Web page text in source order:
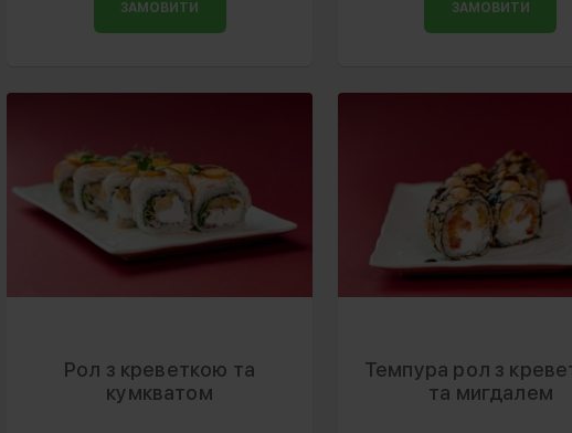
ЗАМОВИТИ ЗАМОВИТИ
Рол з креветкою та
кумкватом
Темпура рол з
та мигдалем